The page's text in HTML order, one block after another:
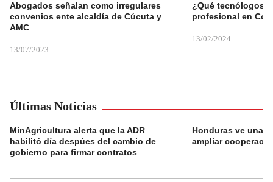
Abogados señalan como irregulares
convenios ente alcaldía de Cúcuta y
AMC
13/07/2023
¿Qué tecnólogos
profesional en
13/02/2024
Últimas Noticias
MinAgricultura alerta que la ADR
habilitó día despúes del cambio de
gobierno para firmar contratos
Honduras ve una
ampliar